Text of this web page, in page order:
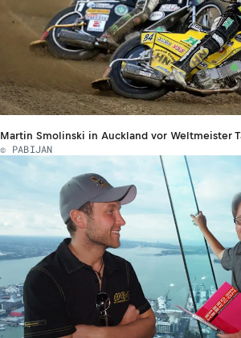
Martin Smolinski in Auckland vor Weltmeister
© PABIJAN